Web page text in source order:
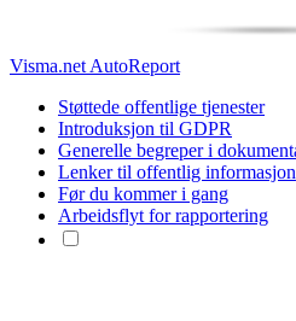
Visma.net AutoReport
Støttede offentlige tjenester
Introduksjon til GDPR
Generelle begreper i
Lenker til offentlig informasjon
Før du kommer i gang
Arbeidsflyt for rapportering